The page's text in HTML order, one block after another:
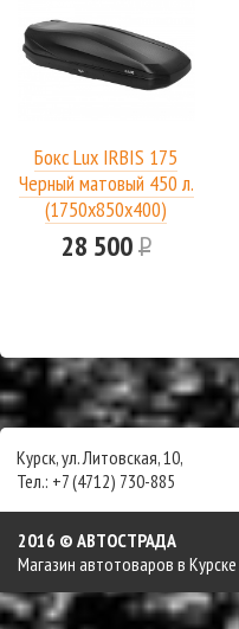
Бокс Lux IRBIS 175
Черный матовый 450 л.
(1750х850х400)
28 500Р
Курск, ул. Литовская, 10,
Тел.: +7 (4712) 730-885
2016 © АВТОСТРАДА
Магазин автотоваров в Курске